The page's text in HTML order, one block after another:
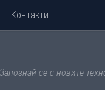
Контакти
Запознай се с новите